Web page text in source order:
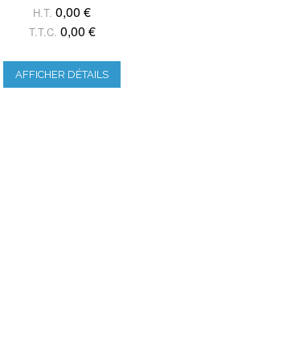
H.T. 0,00 €
T.T.C. 0,00 €
AFFICHER DÉTAILS